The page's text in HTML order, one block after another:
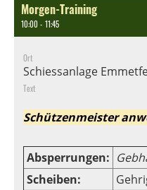
Morgen-Training
10:00 - 11:45
Ort
Schiessanlage
Text
Schützenmeister
Absperrungen:
Scheiben: